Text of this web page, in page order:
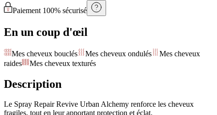
Paiement 100% sécurisé
En un coup d'œil
Mes cheveux bouclés Mes cheveux ondulés
Mes cheveux
raides
Mes cheveux texturés
Description
Le Spray Repair Revive Urban Alchemy renforce les cheveux
fragiles, tout en leur apportant protection et éclat.